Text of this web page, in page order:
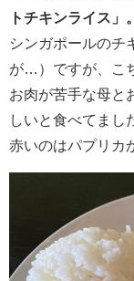
トチキンライス」。
シンガポールのチ
が…）ですが、こ
お肉が苦手な母と
しいと食べてまし
赤いのはパプリカ